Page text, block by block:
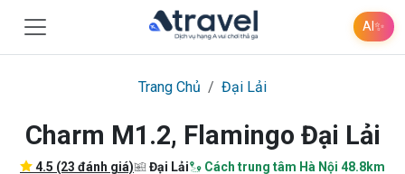
AI✨
Trang Chủ Đại Lải
Charm M1.2, Flamingo Đại Lải
4.5 (23 đánh giá) Đại Lải Cách trung tâm Hà Nội 48.8km